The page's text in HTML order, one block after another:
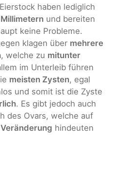
haben lediglich
und bereiten
keine Probleme.
klagen über mehrere
, welche zu mitunter
im Unterleib führen
meisten Zysten, egal
und somit ist die Zyste
. Es gibt jedoch auch
des Ovars, welche auf
Veränderung hindeuten